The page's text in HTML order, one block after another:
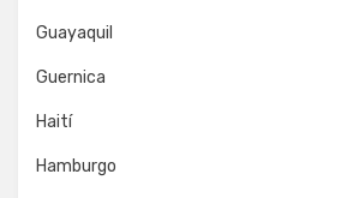
Guayaquil
Guernica
Haití
Hamburgo